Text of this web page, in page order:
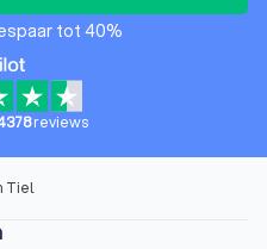
tot 40%
reviews
Tiel